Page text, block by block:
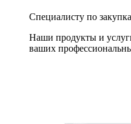
Специалисту по
Наши продукты и
ваших